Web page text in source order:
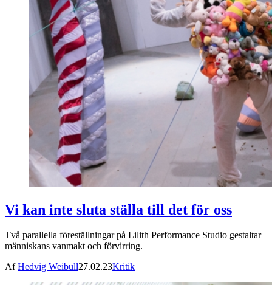
Vi kan inte sluta ställa till det för oss
Två parallella föreställningar på Lilith Performance Studio gestaltar
människans vanmakt och förvirring.
AfHedvig Weibull27.02.23Kritik